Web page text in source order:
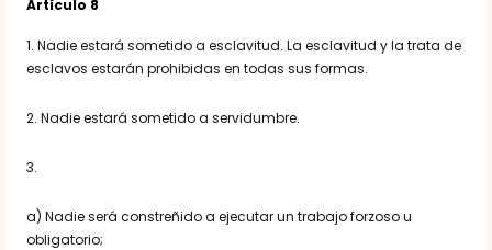
Artículo 8
1. Nadie estará sometido a esclavitud. La esclavitud y la trata de
esclavos estarán prohibidas en todas sus formas.
2. Nadie estará sometido a servidumbre.
3.
a) Nadie será constreñido a ejecutar un trabajo forzoso u
obligatorio;